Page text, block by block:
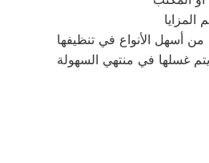
غسلها في منتهي السهولة